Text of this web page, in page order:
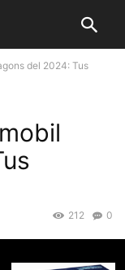
del 2024: Tus
0
212